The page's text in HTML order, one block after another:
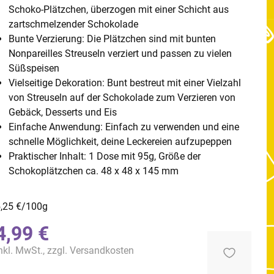
Schoko-Plätzchen, überzogen mit einer Schicht aus
zartschmelzender Schokolade
Bunte Verzierung: Die Plätzchen sind mit bunten
Nonpareilles Streuseln verziert und passen zu vielen
Süßspeisen
Vielseitige Dekoration: Bunt bestreut mit einer Vielzahl
von Streuseln auf der Schokolade zum Verzieren von
Gebäck, Desserts und Eis
Einfache Anwendung: Einfach zu verwenden und eine
schnelle Möglichkeit, deine Leckereien aufzupeppen
Praktischer Inhalt: 1 Dose mit 95g, Größe der
Schokoplätzchen ca. 48 x 48 x 145 mm
€/100g
€
MwSt., zzgl. Versandkosten